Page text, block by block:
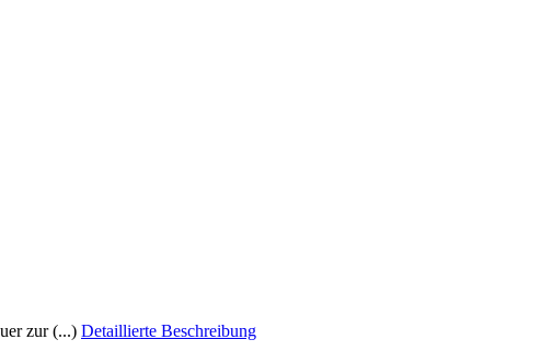
zur (...) Detaillierte Beschreibung